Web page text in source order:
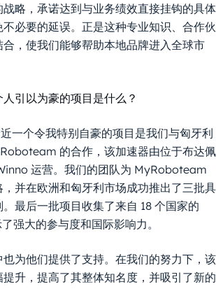
略，承诺达到与业务绩效直接挂钩的具体
必要的延误。正是这种专业知识、合作伙
，使我们能够帮助本地品牌进入全球市
引以为豪的项目是什么？
一个令我特别自豪的项目是我们与匈牙利
的合作，该加速器由位于布达佩
运营。我们的团队为 MyRoboteam
并在欧洲和匈牙利市场成功推出了三批具
最后一批项目收集了来自 18 个国家的
强大的参与度和国际影响力。
为他们提供了支持。在我们的努力下，该
升，提高了其整体知名度，并吸引了新的